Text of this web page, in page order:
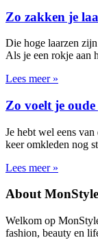
Zo zakken je
Die hoge laarzen
Als je een rokje aan
Lees meer »
Zo voelt je
Je hebt wel eens
keer omkleden nog
Lees meer »
About MonStyle
Welkom op
fashion, beauty en